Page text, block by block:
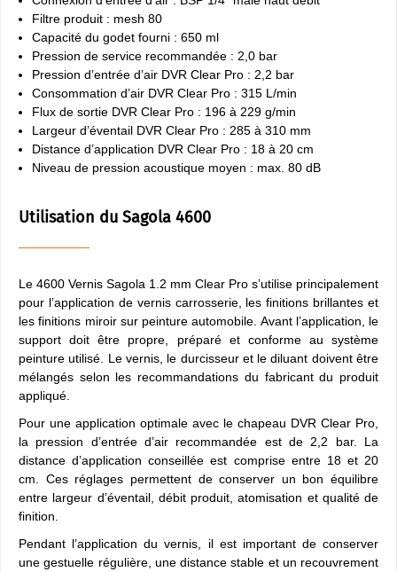
Filtre produit : mesh 80
Capacité du godet fourni : 650 ml
Pression de service recommandée : 2,0 bar
Pression d’entrée d’air DVR Clear Pro : 2,2 bar
Consommation d’air DVR Clear Pro : 315 L/min
Flux de sortie DVR Clear Pro : 196 à 229 g/min
Largeur d’éventail DVR Clear Pro : 285 à 310 mm
Distance d’application DVR Clear Pro : 18 à 20 cm
Niveau de pression acoustique moyen : max. 80 dB
Utilisation du Sagola 4600
Le 4600 Vernis Sagola 1.2 mm Clear Pro s’utilise principalement
pour l’application de vernis carrosserie, les finitions brillantes et
les finitions miroir sur peinture automobile. Avant l’application, le
support doit être propre, préparé et conforme au système
peinture utilisé. Le vernis, le durcisseur et le diluant doivent être
mélangés selon les recommandations du fabricant du produit
appliqué.
Pour une application optimale avec le chapeau DVR Clear Pro,
la pression d’entrée d’air recommandée est de 2,2 bar. La
distance d’application conseillée est comprise entre 18 et 20
cm. Ces réglages permettent de conserver un bon équilibre
entre largeur d’éventail, débit produit, atomisation et qualité de
finition.
Pendant l’application du vernis, il est important de conserver
une gestuelle régulière, une distance stable et un recouvrement